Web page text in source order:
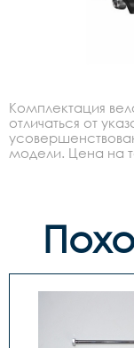
Комплектация
отличаться от
модели. Цена на